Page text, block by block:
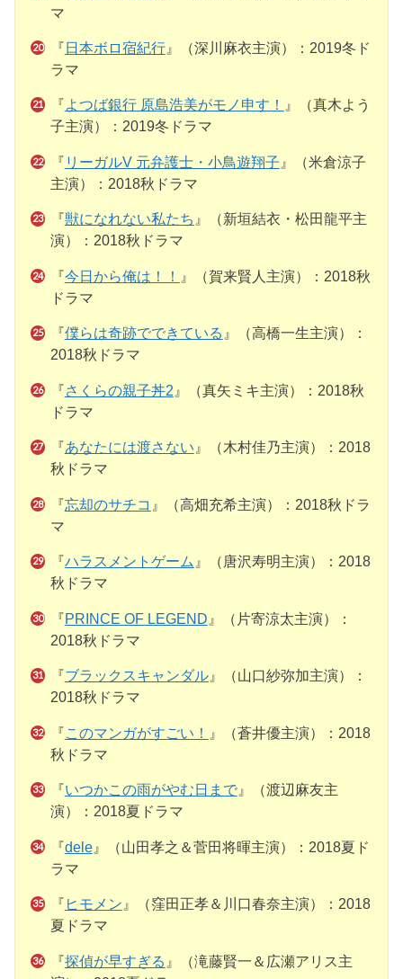
マ
『 日本ボロ宿紀行』（深川麻衣主演）：2019冬ド
ラマ
『 よつば銀行 原島浩美がモノ申す！ 』（真木よう
子主演）：2019冬ドラマ
『 リーガルV 元弁護士・小鳥遊翔子 』（米倉涼子
主演）：2018秋ドラマ
『 獣になれない私たち 』（新垣結衣・松田龍平主
演）：2018秋ドラマ
『今日から俺は！！
』（賀来賢人主演）：2018秋
ドラマ
『僕らは奇跡でできている 』（高橋一生主演）：
2018秋ドラマ
『さくらの親子丼2 』（真矢ミキ主演）：2018秋
ドラマ
『あなたには渡さない 』（木村佳乃主演）：2018
秋ドラマ
『忘却のサチコ 』（高畑充希主演）：2018秋ドラ
マ
『ハラスメントゲーム 』（唐沢寿明主演）：2018
秋ドラマ
『PRINCE OF LEGEND 』（片寄涼太主演）：
2018秋ドラマ
『ブラックスキャンダル』（山口紗弥加主演）：
2018秋ドラマ
『このマンガがすごい！
』（蒼井優主演）：2018
秋ドラマ
『いつかこの雨がやむ日まで』（渡辺麻友主
演）：2018夏ドラマ
『dele』（山田孝之＆菅田将暉主演）：2018夏ド
ラマ
『 ヒモメン 』（窪田正孝＆川口春奈主演）：2018
夏ドラマ
『探偵が早すぎる 』（滝藤賢一＆広瀬アリス主